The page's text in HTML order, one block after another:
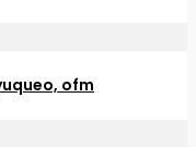
ofm